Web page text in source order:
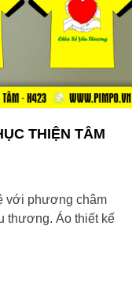
THIỆN TÂM
với phương châm
thương. Áo thiết kế